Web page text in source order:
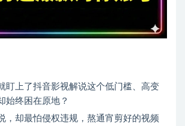
盯上了抖音影视解说这个低门槛、高变
始终困在原地？
，却最怕侵权违规，熬通宵剪好的视频